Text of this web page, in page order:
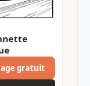
gratuit